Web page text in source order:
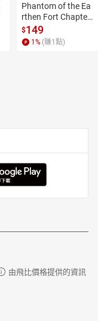
Phantom of the Ea
rthen Fort Chapter
4【有聲書】
$149
1 % (賺1 點)
由飛比價格提供的資訊